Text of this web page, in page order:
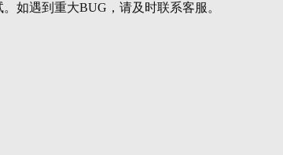
如遇到重大BUG，请及时联系客服。